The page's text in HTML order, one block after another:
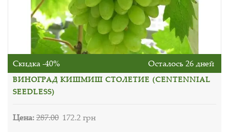
Скидка -40% Осталось 26 дней
ВИНОГРАД КИШМИШ СТОЛЕТИЕ (CENTENNIAL
SEEDLESS)
Цена:287.00 172.2 грн